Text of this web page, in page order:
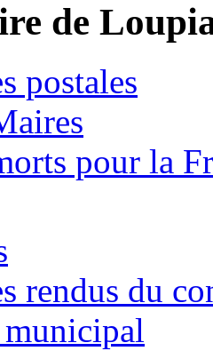
de
postales
pour la
rendus du